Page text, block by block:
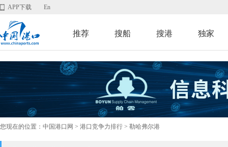
APP下载 En
推荐 搜船 搜港 独家
您现在的位置： 中国港口网 > 港口竞争力排行 > 勒哈弗尔港